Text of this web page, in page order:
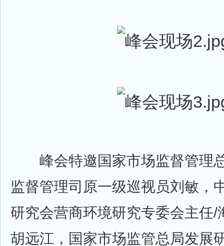
峰会特邀国家市场监督管理
监督管理司原一级巡视员刘敏，
研究会营商环境研究专委会主任/
胡远江，国家市场监管总局发展